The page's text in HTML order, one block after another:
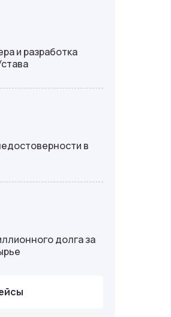
и разработка
в
долга за